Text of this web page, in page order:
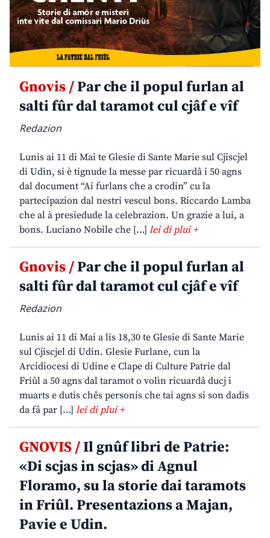
Gnovis /Par che il popul furlan al
salti fûr dal taramot cul cjâf e vîf
Redazion
Lunis ai 11 di Mai te Glesie di Sante Marie sul Cjiscjel
di Udin, si è tignude la messe par ricuardâ i 50 agns
dal document “Ai furlans che a crodin” cu la
partecipazion dal nestri vescul bons. Riccardo Lamba
che al à presiedude la celebrazion. Un grazie a lui, a
bons. Luciano Nobile che […] lei di plui +
Gnovis /Par che il popul furlan al
salti fûr dal taramot cul cjâf e vîf
Redazion
Lunis ai 11 di Mai a lis 18,30 te Glesie di Sante Marie
sul Cjiscjel di Udin. Glesie Furlane, cun la
Arcidiocesi di Udine e Clape di Culture Patrie dal
Friûl a 50 agns dal taramot o volìn ricuardâ ducj i
muarts e dutis chês personis che tai agns si son dadis
da fâ par […] lei di plui +
GNOVIS /Il gnûf libri de Patrie:
«Di scjas in scjas» di Agnul
Floramo, su la storie dai taramots
in Friûl. Presentazions a Majan,
Pavie e Udin.